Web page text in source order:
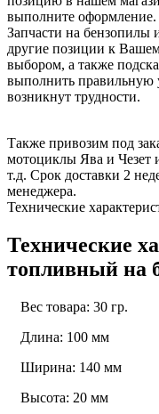
выполните
Запчасти на бензопилы
другие позиции к
выбором, а также
выполнить правильную
возникнут трудности.
Также привозим под
мотоциклы Ява и Чезет
т.д. Срок доставки 2
менеджера.
Технические
Технические
топливный на
Вес товара: 30 гр.
Длина: 100 мм
Ширина: 140 мм
Высота: 20 мм